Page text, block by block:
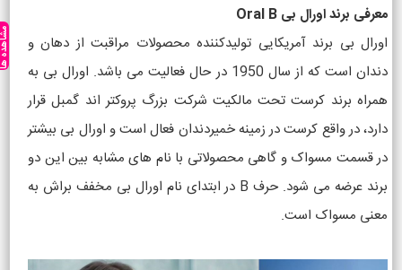
معرفی برند اورال بی Oral B
اورال بی برند آمریکایی تولیدکننده محصولات مراقبت از دهان و
دندان است که از سال 1950 در حال فعالیت می باشد. اورال بی به
همراه برند کرست تحت مالکیت شرکت بزرگ پروکتر اند گمبل قرار
دارد، در واقع کرست در زمینه خمیردندان فعال است و اورال بی بیشتر
در قسمت مسواک و گاهی محصولاتی با نام های مشابه بین این دو
برند عرضه می شود. حرف B در ابتدای نام اورال بی مخفف براش به
معنی مسواک است.